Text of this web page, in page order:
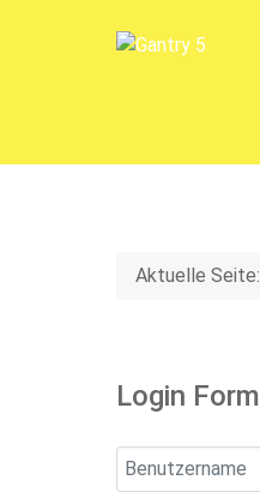
Aktuelle Seite:
Login Form
Benutzername